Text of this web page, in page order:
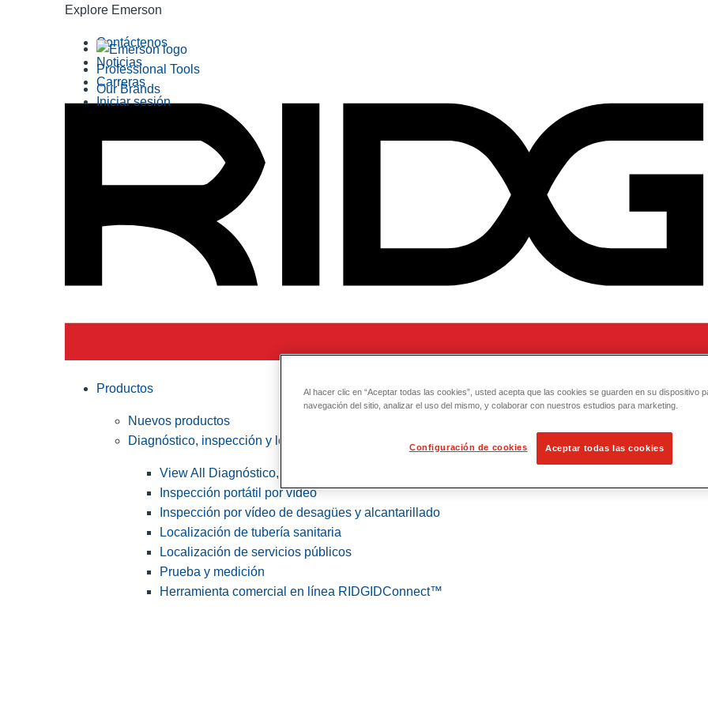
Explore Emerson
Professional Tools
Our Brands
Contáctenos
Noticias
Carreras
Iniciar sesión
Productos
Nuevos productos
Diagnóstico, inspección y localización
View All Diagnóstico, inspección y localización
Inspección portátil por vídeo
Inspección por vídeo de desagües y alcantarillado
Localización de tubería sanitaria
Localización de servicios públicos
Prueba y medición
Herramienta comercial en línea RIDGIDConnect™
Al hacer clic en “Aceptar todas las cookies”, usted acepta que las cookies se guarden en su dispositivo
navegación del sitio, analizar el uso del mismo, y colaborar con nuestros estudios para marketing.
Configuración de cookies Aceptar todas las cookies